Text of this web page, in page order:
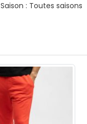
Saison : Toutes saisons